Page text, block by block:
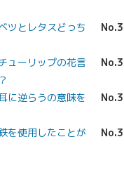
ツとレタスどっち
ューリップの花言
に逆らうの意味を
を使用したことが